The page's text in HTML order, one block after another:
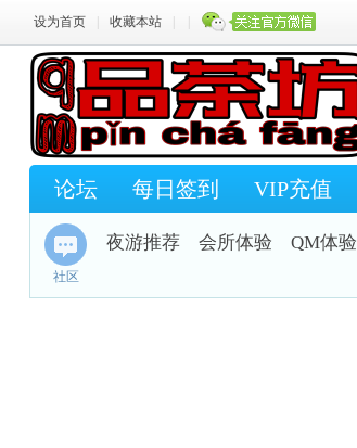
设为首页 收藏本站
论坛 每日签到 VIP充值
社区
夜游推荐 会所体验 QM体验